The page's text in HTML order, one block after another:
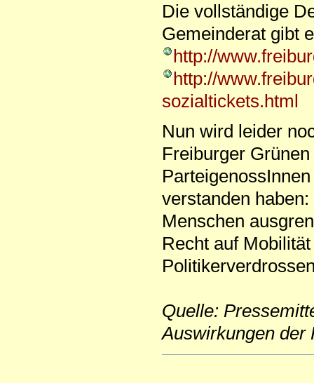
Die vollständige
Gemeinderat gibt
http://
http://
sozialtickets.html
Nun wird leider
Freiburger
verstanden
Menschen
Recht auf
Quelle:
Auswirkungen der